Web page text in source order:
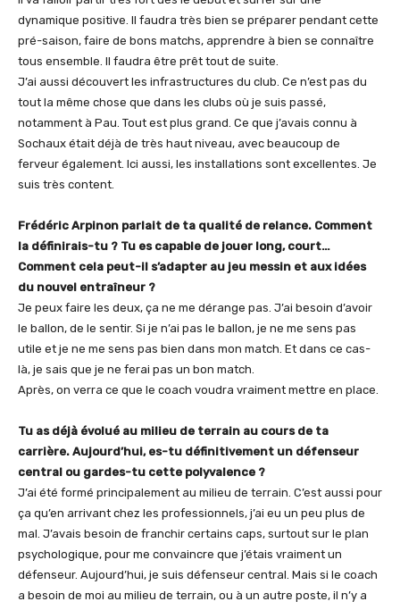
dynamique positive. Il faudra très bien se préparer pendant cette
pré-saison, faire de bons matchs, apprendre à bien se connaître
tous ensemble. Il faudra être prêt tout de suite.
J’ai aussi découvert les infrastructures du club. Ce n’est pas du
tout la même chose que dans les clubs où je suis passé,
notamment à Pau. Tout est plus grand. Ce que j’avais connu à
Sochaux était déjà de très haut niveau, avec beaucoup de
ferveur également. Ici aussi, les installations sont excellentes. Je
suis très content.
Frédéric Arpinon parlait de ta qualité de relance. Comment
la définirais-tu ? Tu es capable de jouer long, court…
Comment cela peut-il s’adapter au jeu messin et aux idées
du nouvel entraîneur ?
Je peux faire les deux, ça ne me dérange pas. J’ai besoin d’avoir
le ballon, de le sentir. Si je n’ai pas le ballon, je ne me sens pas
utile et je ne me sens pas bien dans mon match. Et dans ce cas-
là, je sais que je ne ferai pas un bon match.
Après, on verra ce que le coach voudra vraiment mettre en place.
Tu as déjà évolué au milieu de terrain au cours de ta
carrière. Aujourd’hui, es-tu définitivement un défenseur
central ou gardes-tu cette polyvalence ?
J’ai été formé principalement au milieu de terrain. C’est aussi pour
ça qu’en arrivant chez les professionnels, j’ai eu un peu plus de
mal. J’avais besoin de franchir certains caps, surtout sur le plan
psychologique, pour me convaincre que j’étais vraiment un
défenseur. Aujourd’hui, je suis défenseur central. Mais si le coach
a besoin de moi au milieu de terrain, ou à un autre poste, il n’y a